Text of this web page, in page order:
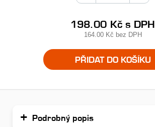
198.00 Kč s DPH
164.00 Kč bez DPH
PŘIDAT DO KOŠÍKU
Podrobný popis